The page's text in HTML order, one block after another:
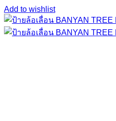
Add to wishlist